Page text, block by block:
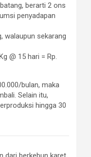
berarti 2 ons
penyadapan
walaupun sekarang
@ 15 hari = Rp.
bulan, maka
Selain itu,
hingga 30